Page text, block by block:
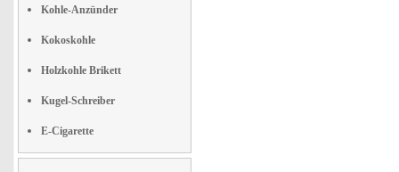
Kohle-Anzünder
Kokoskohle
Holzkohle Brikett
Kugel-Schreiber
E-Cigarette